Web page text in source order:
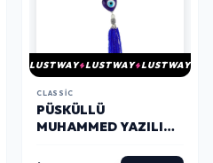
LUSTWAY LUSTWAY LUSTWAY
CLASSIC
PÜSKÜLLÜ
MUHAMMED YAZILI